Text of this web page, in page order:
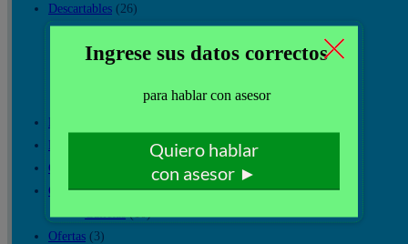
Descartables (26)
Cucharitas (2)
Platos (1)
Vasos Plasticos y Tecnoport (13)
Dispensador de Agua Electrico
Dispensador de Agua portatiles (20)
Gaseosas
Golosinas, Galletas y otros (12)
Ofertas (3)